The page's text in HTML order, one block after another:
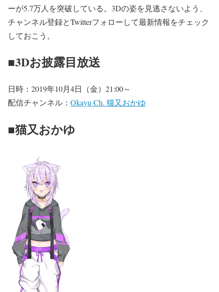
ーが5.7万人を突破している。3Dの姿を見逃さないよう、
チャンネル登録とTwitterフォローして最新情報をチェック
しておこう。
■3Dお披露目放送
日時：2019年10月4日（金）21:00～
配信チャンネル： Okayu Ch. 猫又おかゆ
■猫又おかゆ